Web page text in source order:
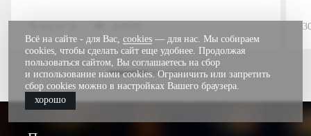
Всё на сайте - для Вас, cookies — для нас. Мы собираем
cookies, чтобы сделать сайт еще удобнее. Продолжая
пользоваться сайтом, Вы соглашаетесь на сбор
и использование нами cookies. Ограничить или запретить
сбор cookies можно в настройках Вашего браузера.
хорошо